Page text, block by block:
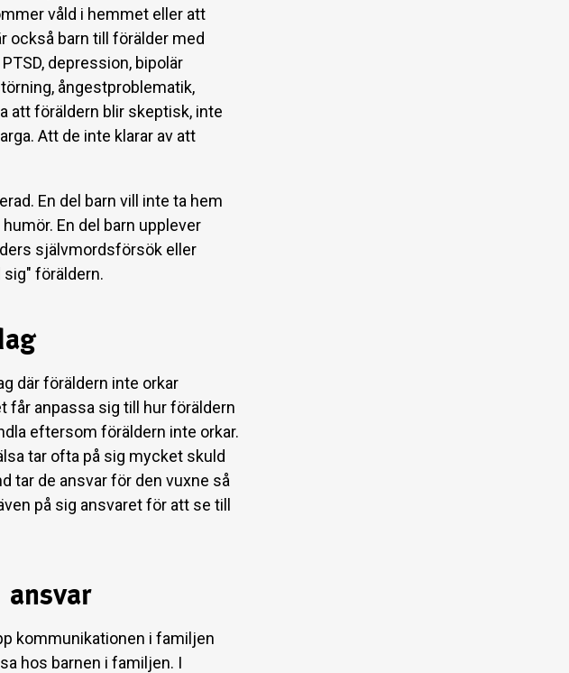
våld i hemmet eller att
också barn till förälder med
depression, bipolär
ångestproblematik,
att föräldern blir skeptisk, inte
Att de inte klarar av att
En del barn vill inte ta hem
En del barn upplever
självmordsförsök eller
föräldern.
där föräldern inte orkar
får anpassa sig till hur föräldern
eftersom föräldern inte orkar.
tar ofta på sig mycket skuld
tar de ansvar för den vuxne så
på sig ansvaret för att se till
kommunikationen i familjen
hos barnen i familjen. I